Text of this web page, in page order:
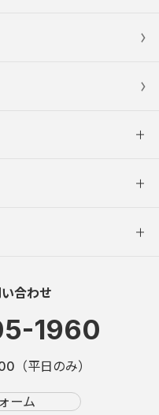
合わせ
1960
（平日のみ）
ーム